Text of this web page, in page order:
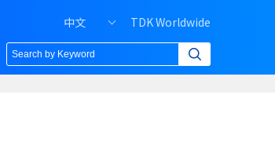
H
e
a
d
中文 TDK Worldwide